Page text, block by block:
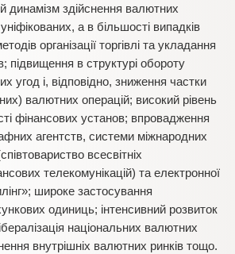
динамізм здійснення валютних
а в більшості випадків
організації торгівлі та укладання
підвищення в структурі обороту
угод і, відповідно, зниження частки
валютних операцій; високий рівень
фінансових установ; впровадження
агентств, системи міжнародних
всесвітніх
телекомунікацій) та електронної
широке застосування
одиниць; інтенсивний розвиток
національних валютних
внутрішніх валютних ринків тощо.